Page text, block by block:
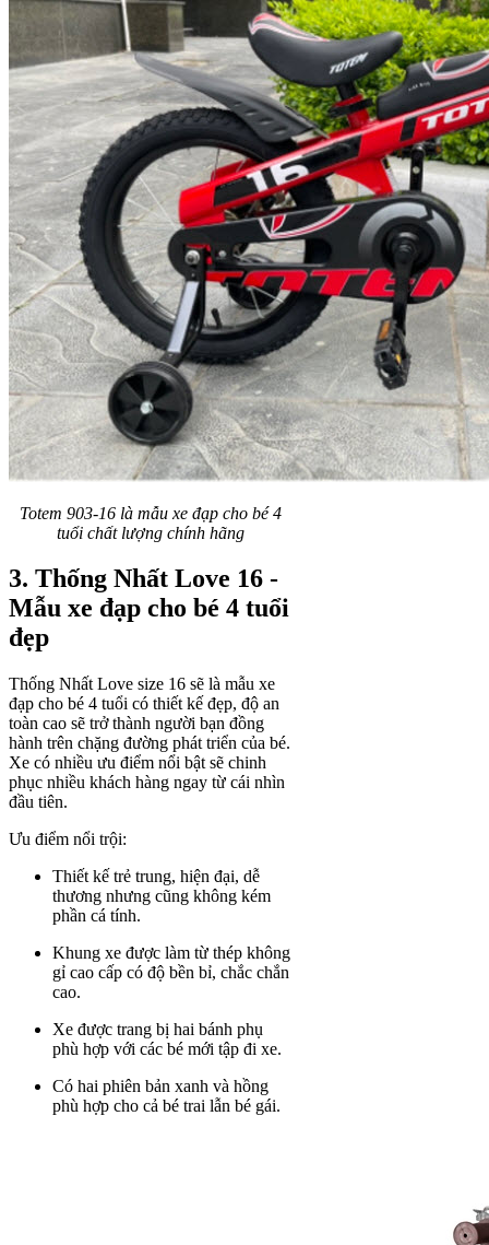
Totem 903-16 là mẫu xe đạp cho bé 4
tuổi chất lượng chính hãng
3. Thống Nhất Love 16 -
Mẫu xe đạp cho bé 4 tuổi
đẹp
Thống Nhất Love size 16 sẽ là mẫu xe
đạp cho bé 4 tuổi có thiết kế đẹp, độ an
toàn cao sẽ trở thành người bạn đồng
hành trên chặng đường phát triển của bé.
Xe có nhiều ưu điểm nổi bật sẽ chinh
phục nhiều khách hàng ngay từ cái nhìn
đầu tiên.
Ưu điểm nổi trội:
Thiết kế trẻ trung, hiện đại, dễ
thương nhưng cũng không kém
phần cá tính.
Khung xe được làm từ thép không
gỉ cao cấp có độ bền bỉ, chắc chắn
cao.
Xe được trang bị hai bánh phụ
phù hợp với các bé mới tập đi xe.
Có hai phiên bản xanh và hồng
phù hợp cho cả bé trai lẫn bé gái.